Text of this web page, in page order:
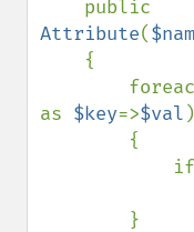
Attribute(
as $key=>$val )